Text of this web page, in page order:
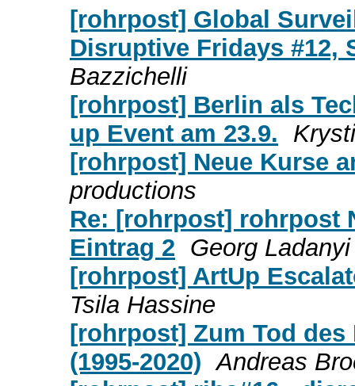
[rohrpost] Global
Disruptive Fridays #12,
Bazzichelli
[rohrpost] Berlin als
up Event am 23.9.
[rohrpost] Neue Kurse
productions
Re: [rohrpost] rohrpost
Eintrag 2 Georg Ladanyi
[rohrpost] ArtUp
Tsila Hassine
[rohrpost] Zum Tod
(1995-2020) Andreas